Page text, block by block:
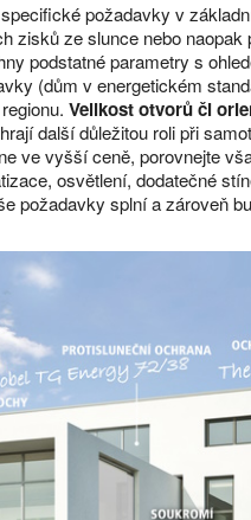
požadavky v
zisků ze slunce nebo naopak
podstatné parametry s
(dům v energetickém
Velikost otvorů či
hrají další důležitou roli při
ve vyšší ceně, porovnejte
osvětlení, dodatečné
požadavky splní a zároveň